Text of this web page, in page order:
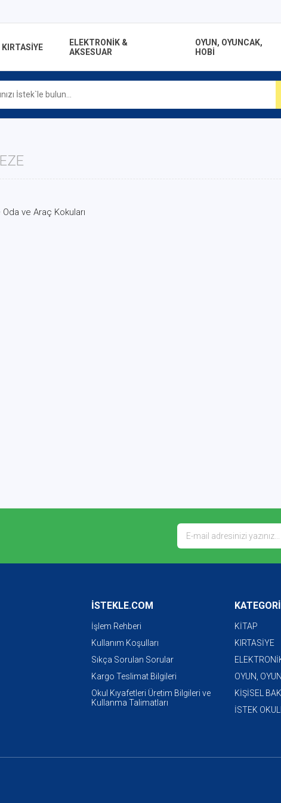
KIRTASİYE
ELEKTRONİK &
AKSESUAR
OYUN, OYUNCAK,
HOBİ
ve Araç Kokuları
İSTEKLE.COM
İşlem Rehberi
Kullanım Koşulları
Sıkça Sorulan Sorular
Kargo Teslimat Bilgileri
Okul Kıyafetleri Üretim Bilgileri ve
Kullanma Talimatları
KİTAP
KIRTASİYE
OYUN,
KİŞİSEL
İSTEK